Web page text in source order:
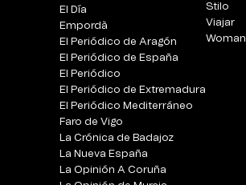
El Día
Empordà
El Periódico de Aragón
El Periódico de España
El Periódico
El Periódico de Extremadura
El Periódico Mediterráneo
Faro de Vigo
La Crónica de Badajoz
La Nueva España
La Opinión A Coruña
Stilo
Viajar
Woman